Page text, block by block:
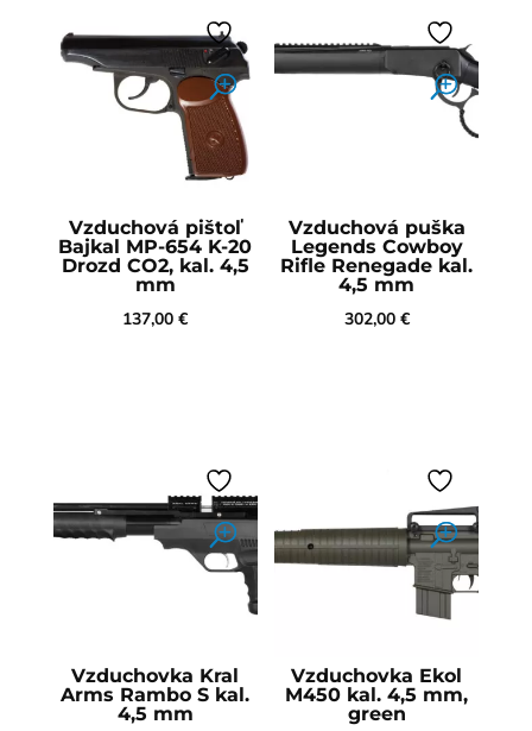
Vzduchová pištoľ
Bajkal MP-654 K-20
Drozd CO2, kal. 4,5
mm
137,00€
Vzduchová puška
Legends Cowboy
Rifle Renegade kal.
4,5 mm
302,00 €
Vzduchovka Kral
Arms Rambo S kal.
4,5 mm
Vzduchovka Ekol
M450 kal. 4,5 mm,
green